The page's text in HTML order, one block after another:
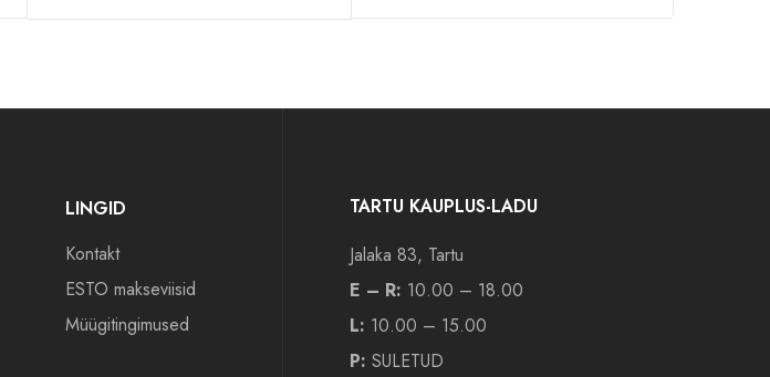
LINGID
Kontakt
ESTO makseviisid
Müügitingimused
TARTU KAUPLUS-LADU
Jalaka 83, Tartu
E – R: 10.00 – 18.00
L: 10.00 – 15.00
P: SULETUD